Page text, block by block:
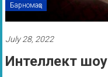
Барномаҳо
July 28, 2022
Интеллект шоу